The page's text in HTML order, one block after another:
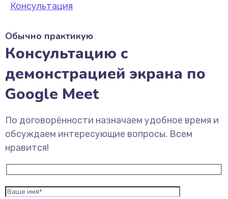
Консультация
Обычно практикую
Консультацию с
демонстрацией экрана по
Google Meet
По договорённости назначаем удобное время и
обсуждаем интересующие вопросы. Всем
нравится!